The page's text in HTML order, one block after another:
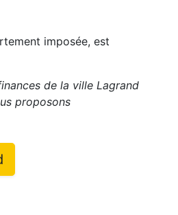
imposée, est
de la ville Lagrand
proposons